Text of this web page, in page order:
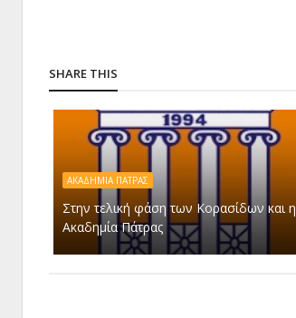
SHARE THIS
ΑΚΑΔΗΜΙΑ ΠΑΤΡΑΣ
Στην τελική φάση των Κορασίδων και η
Ακαδημία Πάτρας